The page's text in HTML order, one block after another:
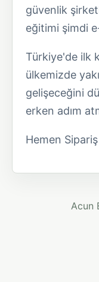
güvenlik
eğitimi şimdi
Türkiye'de ilk
ülkemizde
gelişeceğini
erken adım
Hemen
Acun